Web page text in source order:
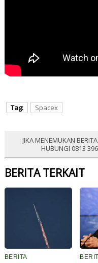
Tag: Spacex
JIKA MENEMUKAN
HUBUNGI 0813
BERITA TERKAIT
BERITA